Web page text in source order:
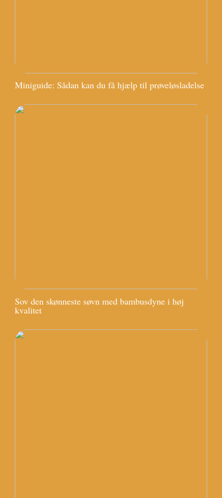
Miniguide: Sådan kan du få hjælp til prøveløsladelse
Sov den skønneste søvn med bambusdyne i høj
kvalitet